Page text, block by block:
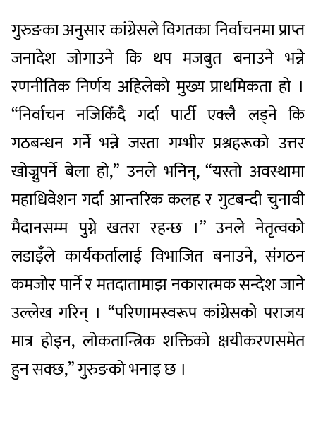
गुरुङका अनुसार कांग्रेसले विगतका निर्वाचनमा प्राप्त
जनादेश जोगाउने कि थप मजबुत बनाउने भन्ने
रणनीतिक निर्णय अहिलेको मुख्य प्राथमिकता हो ।
“निर्वाचन नजिकिँदै गर्दा पार्टी एक्लै लड्ने कि
गठबन्धन गर्ने भन्ने जस्ता गम्भीर प्रश्नहरूको उत्तर
खोज्नुपर्ने बेला हो,” उनले भनिन्, “यस्तो अवस्थामा
महाधिवेशन गर्दा आन्तरिक कलह र गुटबन्दी चुनावी
मैदानसम्म पुग्ने खतरा रहन्छ ।” उनले नेतृत्वको
लडाइँले कार्यकर्तालाई विभाजित बनाउने, संगठन
कमजोर पार्ने र मतदातामाझ नकारात्मक सन्देश जाने
उल्लेख गरिन् । “परिणामस्वरूप कांग्रेसको पराजय
मात्र होइन, लोकतान्त्रिक शक्तिको क्षयीकरणसमेत
हुन सक्छ,” गुरुङको भनाइ छ ।